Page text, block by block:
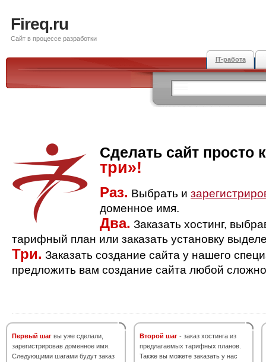
Fireq.ru
Сайт в процессе разработки
IT-работа
Сделать сайт просто
три»!
Раз. Выбрать и
доменное имя.
Два. Заказать хостинг,
тарифный план или заказать установку
Три. Заказать создание сайта у нашего
предложить вам создание сайта любой
Первый шаг вы уже сделали,
зарегистрировав доменное имя.
Следующими шагами будут заказ
Второй шаг - заказ хостинга из
предлагаемых тарифных планов.
Также вы можете заказать у нас